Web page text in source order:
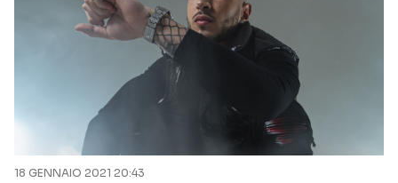
18 GENNAIO 2021 20:43